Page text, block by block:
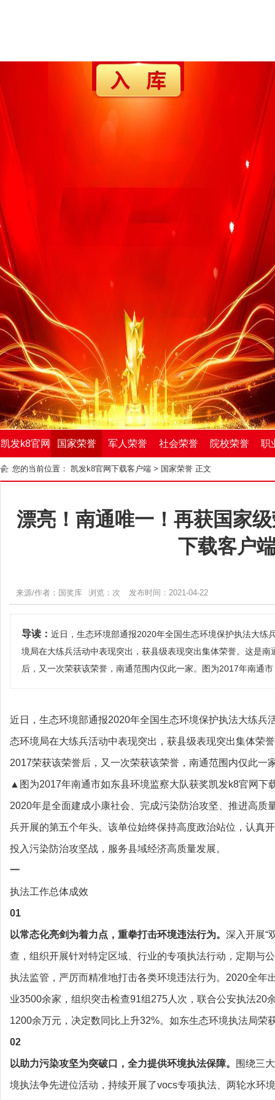
凯发k8官网
下载客户端
国家荣誉 军人荣誉 社会荣誉 院校荣誉 职
您的当前位置： 凯发k8官网下载客户端 > 国家荣誉 正文
漂亮！南通唯一！再获国家
下载客户
来源/作者：国奖库 浏览：次 发布时间：2021-04-22
导读： 近日，生态环境部通报2020年全国生态环境保护执法大练
境局在大练兵活动中表现突出，获县级表现突出集体荣誉。这是
后，又一次荣获该荣誉，南通范围内仅此一家。图为2017年南通市
近日，生态环境部通报2020年全国生态环境保护执法大练兵
态环境局在大练兵活动中表现突出，获县级表现突出集体荣
2017荣获该荣誉后，又一次荣获该荣誉，南通范围内仅此一
▲图为2017年南通市如东县环境监察大队获奖凯发k8官网下
2020年是全面建成小康社会、完成污染防治攻坚、推进高质
兵开展的第五个年头。该单位始终保持高度政治站位，认真
投入污染防治攻坚战，服务县域经济高质量发展。
一
执法工作总体成效
01
以常态化亮剑为着力点，重拳打击环境违法行为。 深入开展“
查，组织开展针对特定区域、行业的专项执法行动，定期与
执法监管，严厉而精准地打击各类环境违法行为。2020全年
业3500余家，组织突击检查91组275人次，联合公安执法20
1200余万元，决定数同比上升32%。如东生态环境执法局荣
02
以助力污染攻坚为突破口，全力提供环境执法保障。 围绕三
境执法争先进位活动，持续开展了vocs专项执法、两轮水环